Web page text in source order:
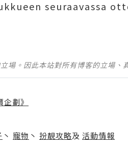
seuraavassa
場。因此本站對所有博客的立場
劃》
丶 寵物 丶 扮靚攻略及 活動情報